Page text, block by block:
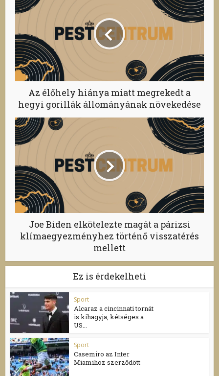
Az élőhely hiánya miatt megrekedt a
hegyi gorillák állományának növekedése
Joe Biden elkötelezte magát a párizsi
klímaegyezményhez történő visszatérés
mellett
Ez is érdekelheti
Sport
Alcaraz a cincinnati tornát
is kihagyja, kétséges a
US...
Sport
Casemiro az Inter
Miamihoz szerződött